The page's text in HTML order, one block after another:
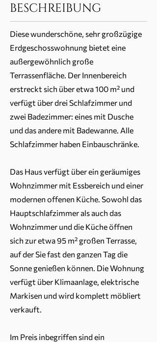
BESCHREIBUNG
Diese wunderschöne, sehr großzügige
Erdgeschosswohnung bietet eine
außergewöhnlich große
Terrassenfläche. Der Innenbereich
erstreckt sich über etwa 100 m² und
verfügt über drei Schlafzimmer und
zwei Badezimmer: eines mit Dusche
und das andere mit Badewanne. Alle
Schlafzimmer haben Einbauschränke.
Das Haus verfügt über ein geräumiges
Wohnzimmer mit Essbereich und einer
modernen offenen Küche. Sowohl das
Hauptschlafzimmer als auch das
Wohnzimmer und die Küche öffnen
sich zur etwa 95 m² großen Terrasse,
auf der Sie fast den ganzen Tag die
Sonne genießen können. Die Wohnung
verfügt über Klimaanlage, elektrische
Markisen und wird komplett möbliert
verkauft.
Im Preis inbegriffen sind ein